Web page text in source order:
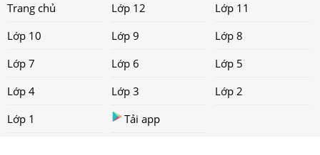
Trang chủ Lớp 12
Lớp 11
Lớp 10
Lớp 9
Lớp 8
Lớp 7
Lớp 6
Lớp 5
Lớp 4
Lớp 3
Lớp 2
Lớp 1
Tải app